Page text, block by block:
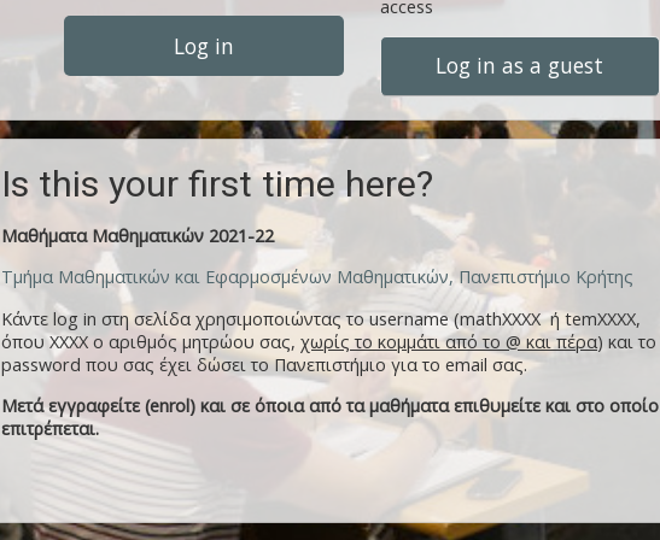
Log in
access
Log in as a guest
Is this your first time here?
Μαθήματα Μαθηματικών 2021-22
Τμήμα Μαθηματικών και Εφαρμοσμένων Μαθηματικών, Πανεπιστήμιο Κρήτης
Κάντε log in στη σελίδα χρησιμοποιώντας το username (mathXXXX ή temXXXX,
όπου XXXX ο αριθμός μητρώου σας, χωρίς το κομμάτι από το @ και πέρα) και το
password που σας έχει δώσει το Πανεπιστήμιο για το email σας.
Μετά εγγραφείτε (enrol) και σε όποια από τα μαθήματα επιθυμείτε και στο οποίο
επιτρέπεται.